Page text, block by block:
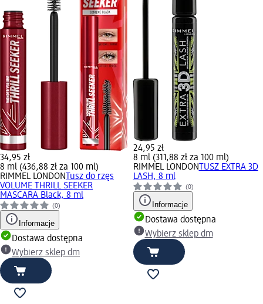
34,95 zł
8 ml (436,88 zł za 100 ml)
RIMMEL LONDON
Tusz do rzęs
VOLUME THRILL SEEKER
MASCARA Black, 8 ml
(0)
Informacje
Dostawa dostępna
Wybierz sklep dm
24,95 zł
8 ml (311,88 zł za 100 ml)
RIMMEL LONDON TUSZ EXTRA 3D
LASH, 8 ml
(0)
Informacje
Dostawa dostępna
Wybierz sklep dm